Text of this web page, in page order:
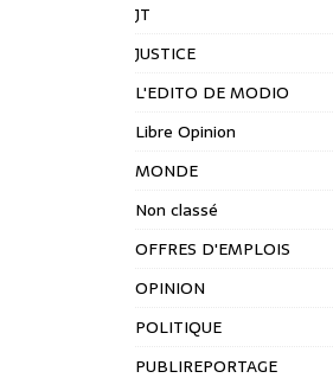
JT
JUSTICE
L'EDITO DE MODIO
Libre Opinion
MONDE
Non classé
OFFRES D'EMPLOIS
OPINION
POLITIQUE
PUBLIREPORTAGE